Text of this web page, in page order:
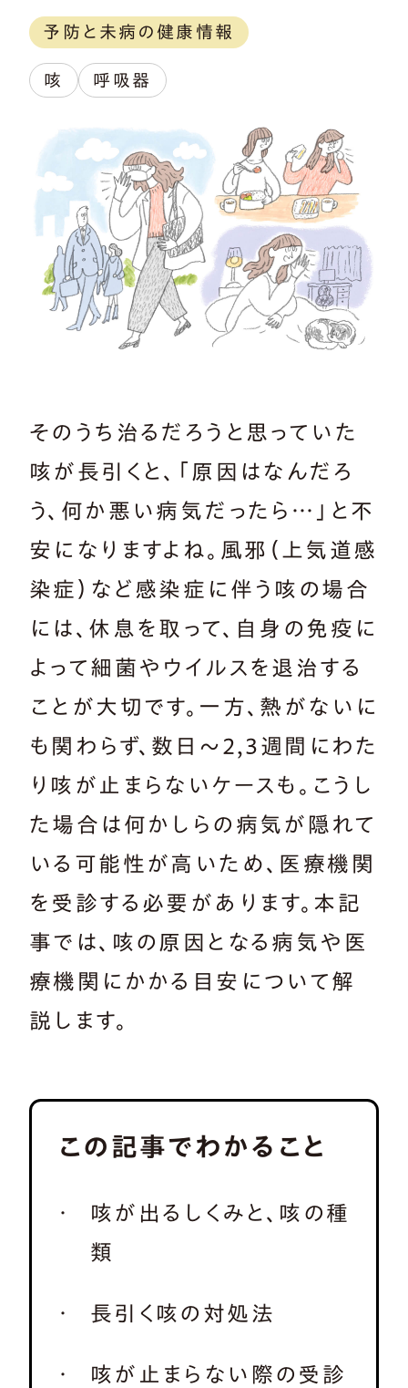
予防と未病の健康情報
咳 呼吸器
そのうち治るだろうと思っていた
咳が長引くと、「原因はなんだろ
う、何か悪い病気だったら…」と不
安になりますよね。風邪（上気道感
染症）など感染症に伴う咳の場合
には、休息を取って、自身の免疫に
よって細菌やウイルスを退治する
ことが大切です。一方、熱がないに
も関わらず、数日～2,3週間にわた
り咳が止まらないケースも。こうし
た場合は何かしらの病気が隠れて
いる可能性が高いため、医療機関
を受診する必要があります。本記
事では、咳の原因となる病気や医
療機関にかかる目安について解
説します。
この記事でわかること
咳が出るしくみと、咳の種
類
長引く咳の対処法
咳が止まらない際の受診